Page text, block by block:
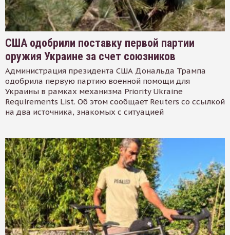
США одобрили поставку первой партии
оружия Украине за счет союзников
Администрация президента США Дональда Трампа
одобрила первую партию военной помощи для
Украины в рамках механизма Priority Ukraine
Requirements List. Об этом сообщает Reuters со ссылкой
на два источника, знакомых с ситуацией